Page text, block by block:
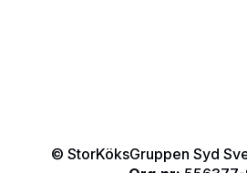
© StorKöksGruppen Syd